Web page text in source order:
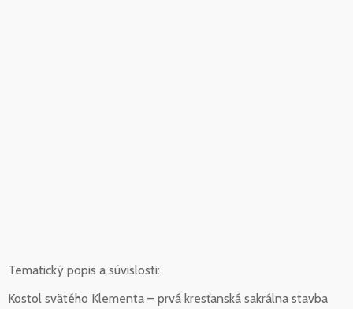
Tematický popis a súvislosti:
Kostol svätého Klementa – prvá kresťanská sakrálna stavba